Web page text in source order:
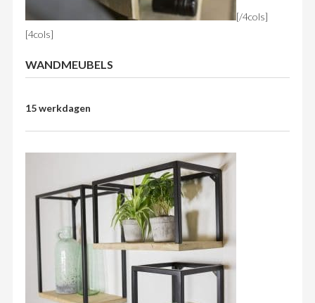
[/4cols]
[4cols]
WANDMEUBELS
15 werkdagen